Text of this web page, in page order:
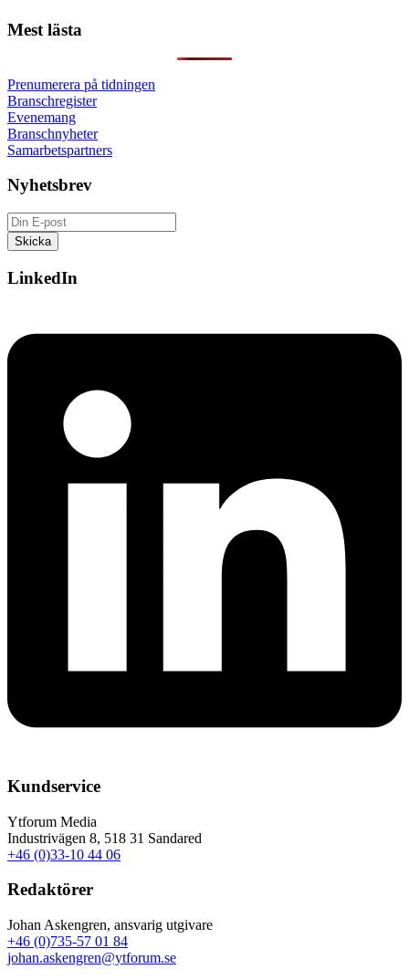
Mest lästa
Prenumerera på tidningen
Branschregister
Evenemang
Branschnyheter
Samarbetspartners
Nyhetsbrev
LinkedIn
Kundservice
Ytforum Media
Industrivägen 8, 518 31 Sandared
+46 (0)33-10 44 06
Redaktörer
Johan Askengren, ansvarig utgivare
+46 (0)735-57 01 84
johan.askengren@ytforum.se